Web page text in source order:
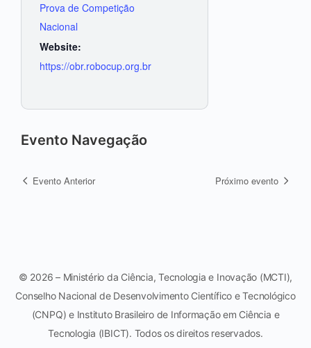
Prova de Competição
Nacional
Website:
https://obr.robocup.org.br
Evento Navegação
Evento Anterior Próximo evento
© 2026 – Ministério da Ciência, Tecnologia e Inovação (MCTI),
Conselho Nacional de Desenvolvimento Científico e Tecnológico
(CNPQ) e Instituto Brasileiro de Informação em Ciência e
Tecnologia (IBICT). Todos os direitos reservados.